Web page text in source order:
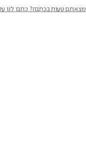
מצאתם טעות בכתבה? כתבו לנו